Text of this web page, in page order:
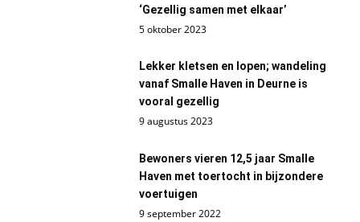
‘Gezellig samen met elkaar’
5 oktober 2023
Lekker kletsen en lopen; wandeling
vanaf Smalle Haven in Deurne is
vooral gezellig
9 augustus 2023
Bewoners vieren 12,5 jaar Smalle
Haven met toertocht in bijzondere
voertuigen
9 september 2022